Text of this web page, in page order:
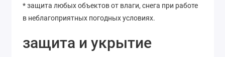
* защита любых объектов от влаги, снега при работе
в неблагоприятных погодных условиях.
защита и укрытие